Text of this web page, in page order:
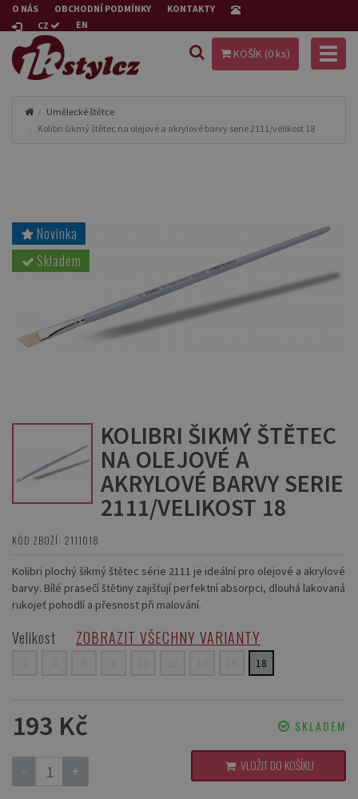
O NÁS OBCHODNÍ PODMÍNKY
KONTAKTY
CZ
EN
KOŠÍK (0 ks)
Umělecké štětce
Kolibri šikmý štětec na olejové a akrylové barvy serie 2111/velikost 18
Skladem
Novinka
KOLIBRI ŠIKMÝ ŠTĚTEC
NA OLEJOVÉ A
AKRYLOVÉ BARVY SERIE
2111/VELIKOST 18
KÓD ZBOŽÍ: 2111018
Kolibri plochý šikmý štětec série 2111 je ideální pro olejové a akrylové
barvy. Bílé prasečí štětiny zajišťují perfektní absorpci, dlouhá lakovaná
rukojeť pohodlí a přesnost při malování.
Velikost ZOBRAZIT VŠECHNY VARIANTY
18
193 Kč SKLADEM
- + VLOŽIT DO KOŠÍKU